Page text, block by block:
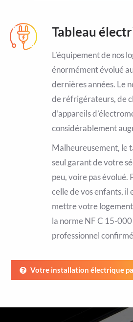
Tableau
L’équipement de nos
énormément évolué
dernières années. Le
de réfrigérateurs, de
d’appareils
considérablement
Malheureusement, le
seul garant de votre
peu, voire pas
celle de vos enfants, il
mettre votre
la norme NF C 15-
professionnel
Votre installation électrique